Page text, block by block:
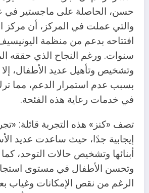
حسن، الحاصلة على ماجستير في
والتي عملت في المركز، أن مركز
افتتاحه بدعم من منظمة
سنوات. ورغم النجاح الذي حققه
وتشخيص وتأهيل عديد الأطفال، إلا
بسبب عدم استمرار الدعم، مما
في خدمات رعاية هذه الفئحة.
تصف «كنز» هذه التجربة قائلة:
إيجابية جدًا، حيث ساعدت عديد
أبنائها وتشخيص حالات التوحد، كما
وتحسن الأطفال في مستوى
الرغم من نقص الإمكانات